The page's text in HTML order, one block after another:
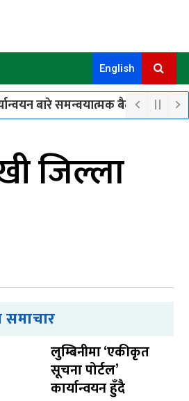
English
बारे समन्वयात्मक बैठक सम्पन्न
जिल्ला
समाचार
लुम्बिनीमा ‘एकीकृत
सूचना पोर्टल’
कार्यान्वयन हुँदै